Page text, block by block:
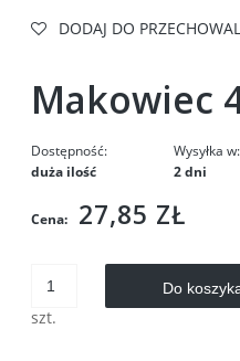
DODAJ DO
Makowiec
Dostępność:
duża ilość
Wysyłka w:
2 dni
Cena: 27,85 ZŁ
szt.
Do